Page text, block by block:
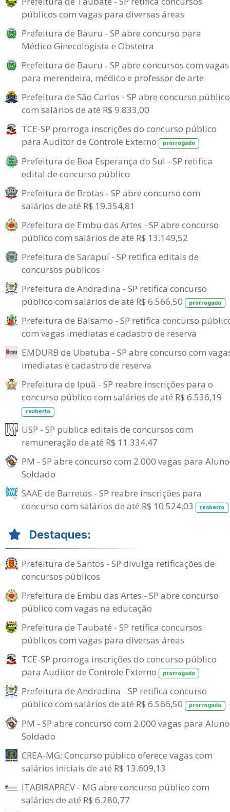
públicos com vagas para diversas áreas
Prefeitura de Bauru - SP abre concurso para
Médico Ginecologista e Obstetra
Prefeitura de Bauru - SP abre concursos com vagas
para merendeira, médico e professor de arte
Prefeitura de São Carlos - SP abre concurso público
com salários de até R$ 9.833,00
TCE-SP prorroga inscrições do concurso público
para Auditor de Controle Externo
prorrogado
Prefeitura de Boa Esperança do Sul - SP retifica
edital de concurso público
Prefeitura de Brotas - SP abre concurso com
salários de até R$ 19.354,81
Prefeitura de Embu das Artes - SP abre concurso
público com salários de até R$ 13.149,52
Prefeitura de Sarapuí - SP retifica editais de
concursos públicos
Prefeitura de Andradina - SP retifica concurso
público com salários de até R$ 6.566,50
prorrogado
Prefeitura de Bálsamo - SP retifica concurso
com vagas imediatas e cadastro de reserva
EMDURB de Ubatuba - SP abre concurso com
imediatas e cadastro de reserva
Prefeitura de Ipuã - SP reabre inscrições para o
concurso público com salários de até R$ 6.536,19
reaberto
USP - SP publica editais de concursos com
remuneração de até R$ 11.334,47
PM - SP abre concurso com 2.000 vagas para
Soldado
SAAE de Barretos - SP reabre inscrições para
concurso com salários de até R$ 10.524,03
reaberto
Destaques:
Prefeitura de Santos - SP divulga retificações de
concursos públicos
Prefeitura de Embu das Artes - SP abre concurso
público com vagas na educação
Prefeitura de Taubaté - SP retifica concursos
públicos com vagas para diversas áreas
TCE-SP prorroga inscrições do concurso público
para Auditor de Controle Externo
prorrogado
Prefeitura de Andradina - SP retifica concurso
público com salários de até R$ 6.566,50
prorrogado
PM - SP abre concurso com 2.000 vagas para
Soldado
CREA-MG: Concurso público oferece vagas com
salários iniciais de até R$ 13.609,13
ITABIRAPREV - MG abre concurso público com
salários de até R$ 6.280,77